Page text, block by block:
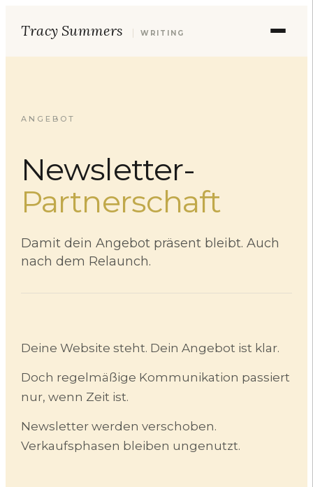
Tracy Summers WRITING
ANGEBOT
Newsletter-
Partnerschaft
Damit dein Angebot präsent bleibt. Auch
nach dem Relaunch.
Deine Website steht. Dein Angebot ist klar.
Doch regelmäßige Kommunikation passiert
nur, wenn Zeit ist.
Newsletter werden verschoben.
Verkaufsphasen bleiben ungenutzt.